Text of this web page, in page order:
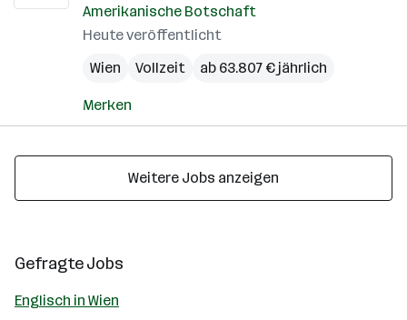
Amerikanische Botschaft
Heute veröffentlicht
Wien
Vollzeit ab 63.807 € jährlich
Merken
Weitere Jobs anzeigen
Gefragte Jobs
Englisch in Wien